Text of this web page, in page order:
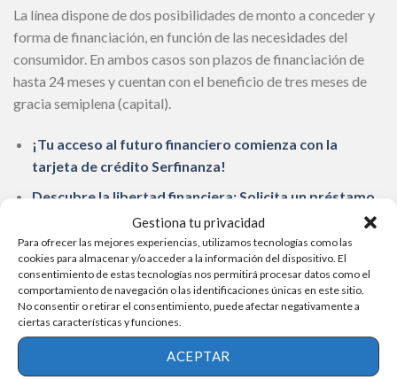
Gestiona tu privacidad
Para ofrecer las mejores experiencias, utilizamos tecnologías como las
cookies para almacenar y/o acceder a la información del dispositivo. El
consentimiento de estas tecnologías nos permitirá procesar datos como el
comportamiento de navegación o las identificaciones únicas en este sitio.
No consentir o retirar el consentimiento, puede afectar negativamente a
ciertas características y funciones.
ACEPTAR
La línea dispone de dos posibilidades de monto a conceder y
forma de financiación, en función de las necesidades del
consumidor. En ambos casos son plazos de financiación de
hasta 24 meses y cuentan con el beneficio de tres meses de
gracia semiplena (capital).
¡Tu acceso al futuro financiero comienza con la
tarjeta de crédito Serfinanza!
Descubre la libertad financiera: Solicita un préstamo
personal en Prestamype hoy mismo
La primera de las posibilidades de “Chubut Crece”, con una
cartera de $ 650 millones, proporciona un tope de $ 20
millones o el equiparable a tres meses de compras sobre
DDJJ de IVA o certificación de ingresos. En este caso la TNA
fija por un año es del 55%, una vez realizado ese plazo la tasa
que se aplica al 13° mes es la Badlar de bancos privados y la